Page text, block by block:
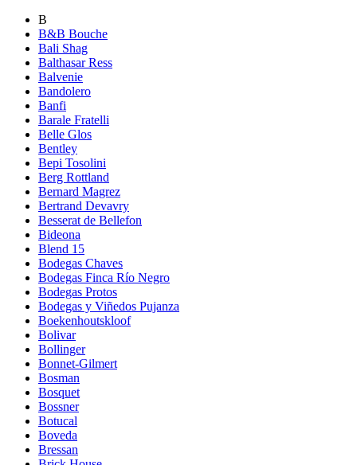
B
B&B Bouche
Bali Shag
Balthasar Ress
Balvenie
Bandolero
Banfi
Barale Fratelli
Belle Glos
Bentley
Bepi Tosolini
Berg Rottland
Bernard Magrez
Bertrand Devavry
Besserat de Bellefon
Bideona
Blend 15
Bodegas Chaves
Bodegas Finca Río Negro
Bodegas Protos
Bodegas y Viñedos Pujanza
Boekenhoutskloof
Bolivar
Bollinger
Bonnet-Gilmert
Bosman
Bosquet
Bossner
Botucal
Boveda
Bressan